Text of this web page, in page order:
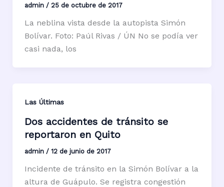
admin / 25 de octubre de 2017
La neblina vista desde la autopista Simón
Bolívar. Foto: Paúl Rivas / ÚN No se podía ver
casi nada, los
Las Últimas
Dos accidentes de tránsito se
reportaron en Quito
admin / 12 de junio de 2017
Incidente de tránsito en la Simón Bolívar a la
altura de Guápulo. Se registra congestión